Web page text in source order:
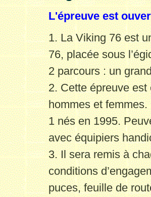
L'épreuve est
1. La Viking 76 est
76, placée sous
2 parcours : un
2. Cette épreuve
hommes et
1 nés en 1995.
avec équipiers
3. Il sera remis à
conditions
puces, feuille de